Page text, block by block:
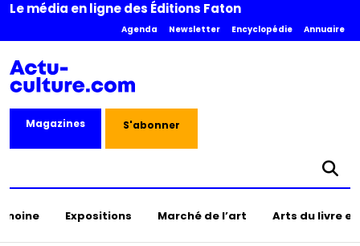
Le média en ligne des Éditions Faton
Agenda Newsletter Encyclopédie Annuaire
Magazines S'abonner
Expositions Marché de l’art Arts du livre